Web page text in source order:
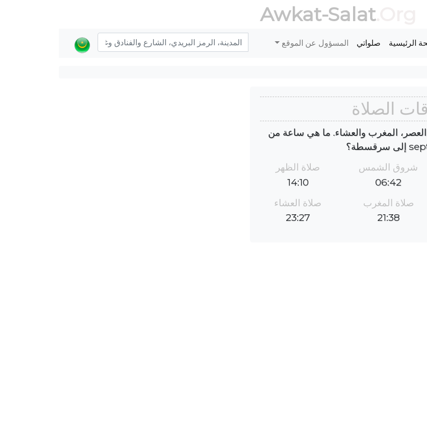
Awkat-Salat.Org
الرئيسية صلواتي المسؤول عن الموقع
الصلاة
المغرب والعشاء. ما هي ساعة من
شروق الشمس
06:42
صلاة الظهر
14:10
صلاة المغرب
21:38
صلاة العشاء
23:27